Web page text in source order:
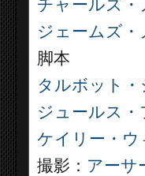
チャールズ・
ジェームズ
脚本
タルボット
ジュールス・
ケイリー・ウ
撮影： アーサ